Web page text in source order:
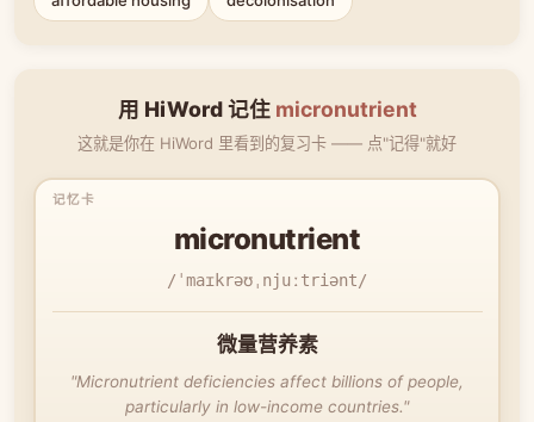
用 HiWord 记住 micronutrient
这就是你在 HiWord 里看到的复习卡 —— 点"记得"就好
micronutrient
/ˈmaɪkrəʊˌnjuːtriənt/
微量营养素
"Micronutrient deficiencies affect billions of people,
particularly in low-income countries."